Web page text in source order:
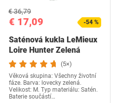
€ 17,09
€ 36,79
-54 %
Saténová kukla LeMieux
Loire Hunter Zelená
kukla, M
(5×)
Věková skupina: Všechny životní
fáze. Barva: lovecky zelená.
Velikost: M. Typ materiálu: Satén.
Baterie součástí…